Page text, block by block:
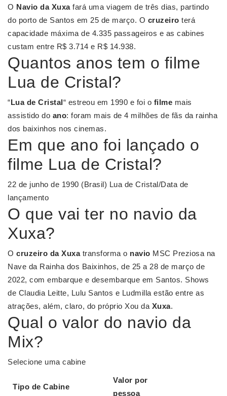
O Navio da Xuxafará uma viagem de três dias, partindo
do porto de Santos em 25 de março. O cruzeiro terá
capacidade máxima de 4.335 passageiros e as cabines
custam entre R$ 3.714 e R$ 14.938.
Quantos anos tem o filme
Lua de Cristal?
“Lua de Cristal“ estreou em 1990 e foi o filme mais
assistido do ano: foram mais de 4 milhões de fãs da rainha
dos baixinhos nos cinemas.
Em que ano foi lançado o
filme Lua de Cristal?
22 de junho de 1990 (Brasil) Lua de Cristal/Data de
lançamento
O que vai ter no navio da
Xuxa?
O cruzeiro da Xuxatransforma o navio MSC Preziosa na
Nave da Rainha dos Baixinhos, de 25 a 28 de março de
2022, com embarque e desembarque em Santos. Shows
de Claudia Leitte, Lulu Santos e Ludmilla estão entre as
atrações, além, claro, do próprio Xou da Xuxa.
Qual o valor do navio da
Mix?
Selecione uma cabine
Tipo de Cabine
Valor por
pessoa